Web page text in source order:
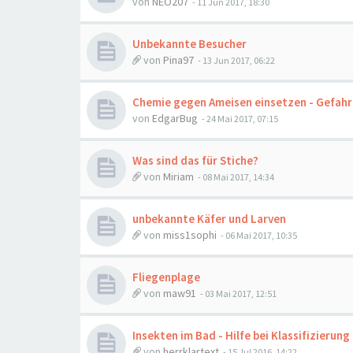
Unbekannte Besucher
von Pina97 - 13 Jun 2017, 06:22
Chemie gegen Ameisen einsetzen -
von EdgarBug - 24 Mai 2017, 07:15
Was sind das für Stiche?
von Miriam - 08 Mai 2017, 14:34
unbekannte Käfer und Larven
von miss1sophi - 06 Mai 2017, 10:35
Fliegenplage
von maw91 - 03 Mai 2017, 12:51
Insekten im Bad - Hilfe bei Klassifizierung